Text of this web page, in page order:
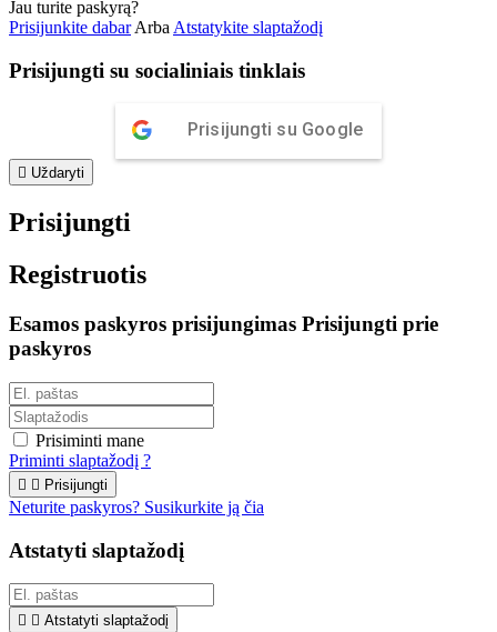
Jau turite paskyrą?
Prisijunkite dabarArba Atstatykite slaptažodį
Prisijungti su socialiniais tinklais
Prisijungti su Google
 Uždaryti
Prisijungti
Registruotis
Esamos paskyros prisijungimas Prisijungti prie
paskyros
Prisiminti mane
Priminti slaptažodį ?
  Prisijungti
Neturite paskyros? Susikurkite ją čia
Atstatyti slaptažodį
  Atstatyti slaptažodį